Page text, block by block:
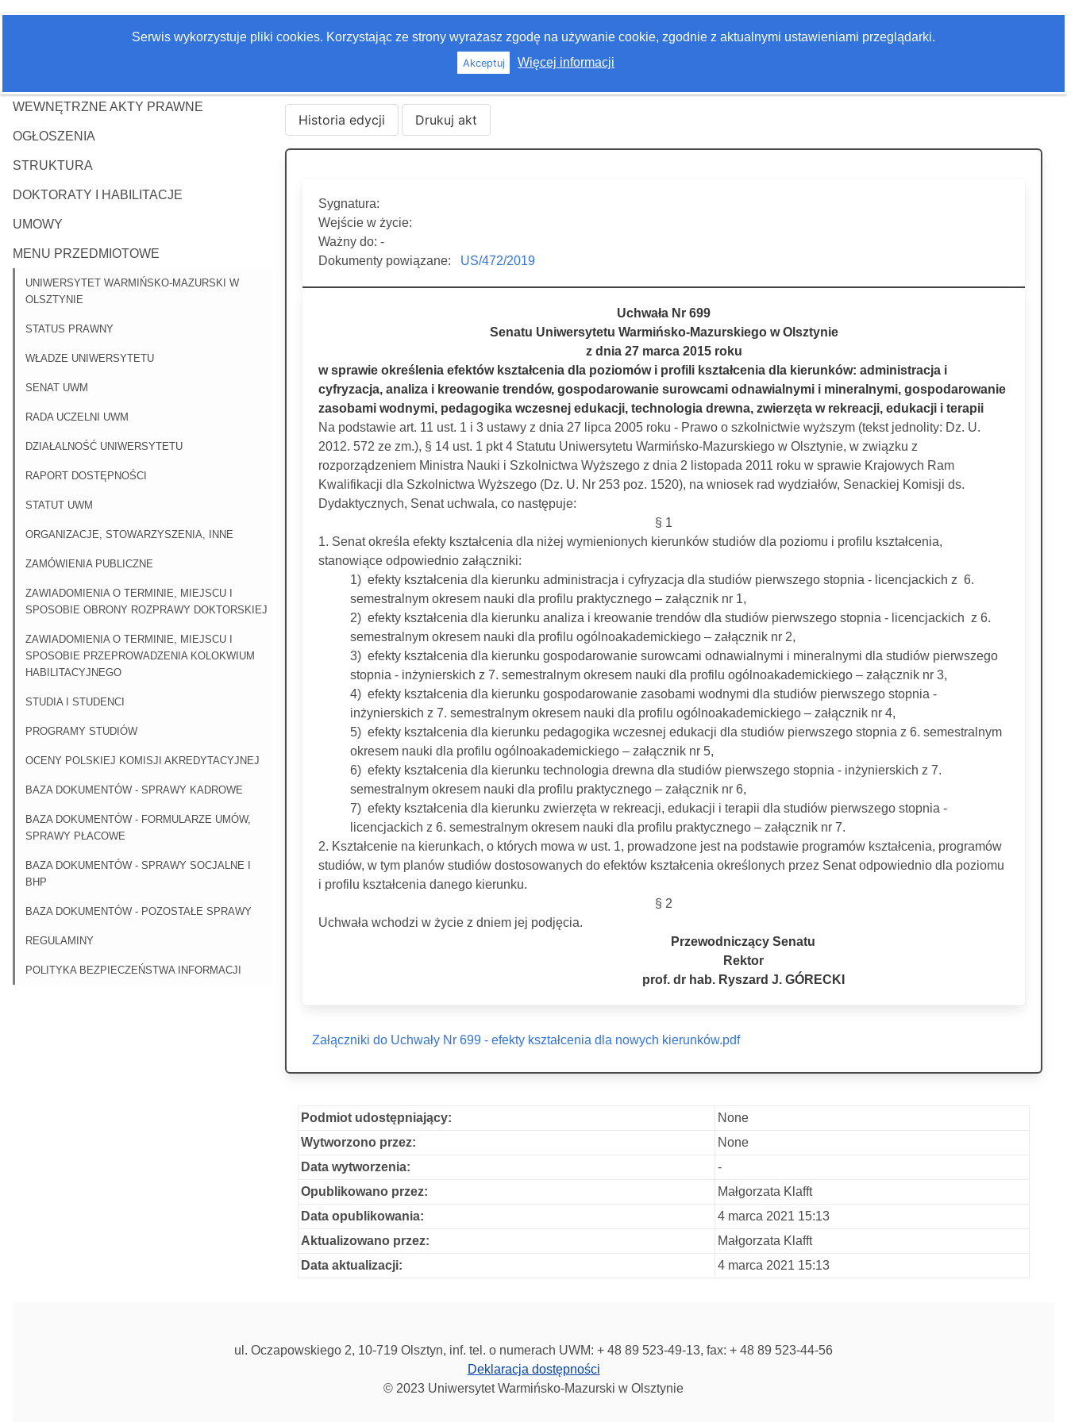
Serwis wykorzystuje pliki cookies. Korzystając ze strony wyrażasz zgodę na używanie cookie, zgodnie z aktualnymi ustawieniami przeglądarki.
Akceptuj Więcej informacji
WEWNĘTRZNE AKTY PRAWNE
OGŁOSZENIA
STRUKTURA
DOKTORATY I HABILITACJE
UMOWY
MENU PRZEDMIOTOWE
UNIWERSYTET WARMIŃSKO-MAZURSKI W
OLSZTYNIE
STATUS PRAWNY
WŁADZE UNIWERSYTETU
SENAT UWM
RADA UCZELNI UWM
DZIAŁALNOŚĆ UNIWERSYTETU
RAPORT DOSTĘPNOŚCI
STATUT UWM
ORGANIZACJE, STOWARZYSZENIA, INNE
ZAMÓWIENIA PUBLICZNE
ZAWIADOMIENIA O TERMINIE, MIEJSCU I
SPOSOBIE OBRONY ROZPRAWY DOKTORSKIEJ
ZAWIADOMIENIA O TERMINIE, MIEJSCU I
SPOSOBIE PRZEPROWADZENIA KOLOKWIUM
HABILITACYJNEGO
STUDIA I STUDENCI
PROGRAMY STUDIÓW
OCENY POLSKIEJ KOMISJI AKREDYTACYJNEJ
BAZA DOKUMENTÓW - SPRAWY KADROWE
BAZA DOKUMENTÓW - FORMULARZE UMÓW,
SPRAWY PŁACOWE
BAZA DOKUMENTÓW - SPRAWY SOCJALNE I
BHP
BAZA DOKUMENTÓW - POZOSTAŁE SPRAWY
REGULAMINY
POLITYKA BEZPIECZEŃSTWA INFORMACJI
Historia edycji Drukuj akt
Sygnatura:
Wejście w życie:
Ważny do: -
Dokumenty powiązane:
US/472/2019
Uchwała Nr 699
Senatu Uniwersytetu Warmińsko-Mazurskiego w Olsztynie
z dnia 27 marca 2015 roku
w sprawie określenia efektów kształcenia dla poziomów i profili kształcenia dla kierunków: administracja i
cyfryzacja, analiza i kreowanie trendów, gospodarowanie surowcami odnawialnymi i mineralnymi, gospodarowanie
zasobami wodnymi, pedagogika wczesnej edukacji, technologia drewna, zwierzęta w rekreacji, edukacji i terapii
Na podstawie art. 11 ust. 1 i 3 ustawy z dnia 27 lipca 2005 roku - Prawo o szkolnictwie wyższym (tekst jednolity: Dz. U.
2012. 572 ze zm.), § 14 ust. 1 pkt 4 Statutu Uniwersytetu Warmińsko-Mazurskiego w Olsztynie, w związku z
rozporządzeniem Ministra Nauki i Szkolnictwa Wyższego z dnia 2 listopada 2011 roku w sprawie Krajowych Ram
Kwalifikacji dla Szkolnictwa Wyższego (Dz. U. Nr 253 poz. 1520), na wniosek rad wydziałów, Senackiej Komisji ds.
Dydaktycznych, Senat uchwala, co następuje:
§ 1
1. Senat określa efekty kształcenia dla niżej wymienionych kierunków studiów dla poziomu i profilu kształcenia,
stanowiące odpowiednio załączniki:
1) efekty kształcenia dla kierunku administracja i cyfryzacja dla studiów pierwszego stopnia - licencjackich z 6.
semestralnym okresem nauki dla profilu praktycznego – załącznik nr 1,
2) efekty kształcenia dla kierunku analiza i kreowanie trendów dla studiów pierwszego stopnia - licencjackich z 6.
semestralnym okresem nauki dla profilu ogólnoakademickiego – załącznik nr 2,
3) efekty kształcenia dla kierunku gospodarowanie surowcami odnawialnymi i mineralnymi dla studiów pierwszego
stopnia - inżynierskich z 7. semestralnym okresem nauki dla profilu ogólnoakademickiego – załącznik nr 3,
4) efekty kształcenia dla kierunku gospodarowanie zasobami wodnymi dla studiów pierwszego stopnia -
inżynierskich z 7. semestralnym okresem nauki dla profilu ogólnoakademickiego – załącznik nr 4,
5) efekty kształcenia dla kierunku pedagogika wczesnej edukacji dla studiów pierwszego stopnia z 6. semestralnym
okresem nauki dla profilu ogólnoakademickiego – załącznik nr 5,
6) efekty kształcenia dla kierunku technologia drewna dla studiów pierwszego stopnia - inżynierskich z 7.
semestralnym okresem nauki dla profilu praktycznego – załącznik nr 6,
7) efekty kształcenia dla kierunku zwierzęta w rekreacji, edukacji i terapii dla studiów pierwszego stopnia -
licencjackich z 6. semestralnym okresem nauki dla profilu praktycznego – załącznik nr 7.
2. Kształcenie na kierunkach, o których mowa w ust. 1, prowadzone jest na podstawie programów kształcenia, programów
studiów, w tym planów studiów dostosowanych do efektów kształcenia określonych przez Senat odpowiednio dla poziomu
i profilu kształcenia danego kierunku.
§ 2
Uchwała wchodzi w życie z dniem jej podjęcia.
Przewodniczący Senatu
Rektor
prof. dr hab. Ryszard J. GÓRECKI
Załączniki do Uchwały Nr 699 - efekty kształcenia dla nowych kierunków.pdf
Podmiot udostępniający:
None
Wytworzono przez:
None
Data wytworzenia:
-
Opublikowano przez:
Małgorzata Klafft
Data opublikowania:
4 marca 2021 15:13
Aktualizowano przez:
Małgorzata Klafft
Data aktualizacji:
4 marca 2021 15:13
ul. Oczapowskiego 2, 10-719 Olsztyn, inf. tel. o numerach UWM: + 48 89 523-49-13, fax: + 48 89 523-44-56
Deklaracja dostępności
© 2023 Uniwersytet Warmińsko-Mazurski w Olsztynie